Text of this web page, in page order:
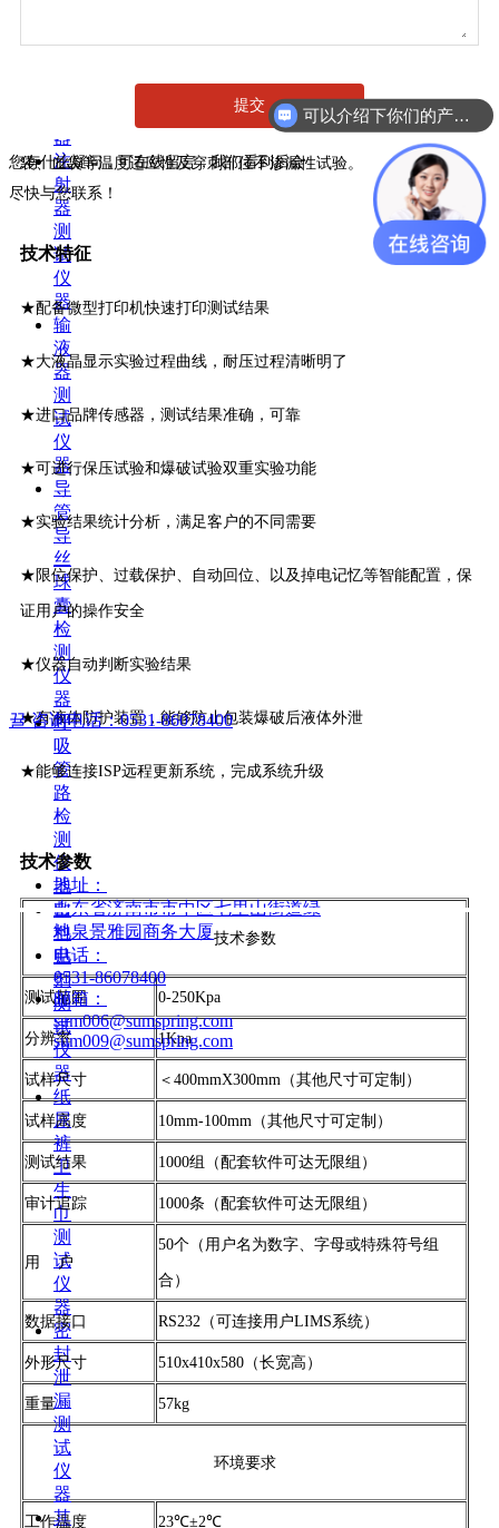
管
器
注
射
器
测
试
仪
器
输
液
器
测
试
仪
器
导
管
导
丝
球
囊
检
测
仪
器
呼
吸
管
路
检
测
仪
器
敷
料
贴
剂
测
试
仪
器
纸
尿
裤
卫
生
巾
测
试
仪
器
密
封
泄
漏
测
试
仪
器
其
提交
您有什么疑问，可在线留言，我们看到后会
尽快与您联系！
NLY-01输液袋渗透性测试仪用于各种塑料输液瓶、输液膜
袋、血袋等温度适应性及穿刺部位不渗漏性试验。
技术特征
★配备微型打印机快速打印测试结果
★大液晶显示实验过程曲线，耐压过程清晰明了
★进口品牌传感器，测试结果准确，可靠
★可进行保压试验和爆破试验双重实验功能
★实验结果统计分析，满足客户的不同需要
★限位保护、过载保护、自动回位、以及掉电记忆等智能配置，保
证用户的操作安全
★仪器自动判断实验结果
★有液体防护装置，能够防止包装爆破后液体外泄
★能够连接ISP远程更新系统，完成系统升级
技术参数
技术参数
测试范围 0-250Kpa
分辨率 1Kpa
试样尺寸 ＜400mmX300mm（其他尺寸可定制）
试样高度 10mm-100mm（其他尺寸可定制）
测试结果 1000组（配套软件可达无限组）
审计追踪 1000条（配套软件可达无限组）
用 户
50个（用户名为数字、字母或特殊符号组
合）
数据接口 RS232（可连接用户LIMS系统）
外形尺寸 510x410x580（长宽高）
重量 57kg
环境要求
工作温度 23℃±2℃
뀰 咨询电话：0531-86078400
地址：
山东省济南市市中区七里山街道绿
地泉景雅园商务大厦
电话：
0531-86078400
邮箱：
sum006@sumspring.com
sum009@sumspring.com
可以介绍下你们的产品么